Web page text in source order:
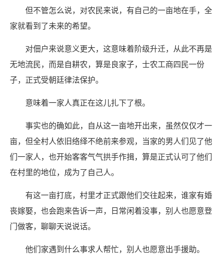
但不管怎么说，对农民来说，有自己的一亩地在手，全
家就看到了未来的希望。
对佃户来说意义更大，这意味着阶级升迁，从此不再是
无地流民，而是自耕农，算是良家子，士农工商四民一份
子，正式受朝廷律法保护。
意味着一家人真正在这儿扎下了根。
事实也的确如此，自从这一亩地开出来，虽然仅仅才一
亩，但全村人依旧络绎不绝前来参观，当家的男人们见了他
们一家人，也开始客客气气拱手作揖，算是正式认可了他们
在村里的地位，成为了自己人。
有这一亩打底，村里才正式跟他们交往起来，谁家有婚
丧嫁娶，也会跑来告诉一声，日常闲着没事，别人也愿意登
门做客，聊聊天说说话。
他们家遇到什么事求人帮忙，别人也愿意出手援助。